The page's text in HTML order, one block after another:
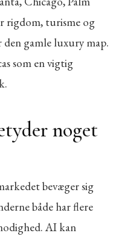
rigdom, turisme og
gamle luxury map.
som en vigtig
noget
bevæger sig
både har flere
AI kan